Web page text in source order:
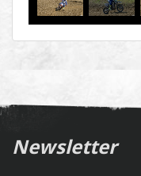
Newsletter